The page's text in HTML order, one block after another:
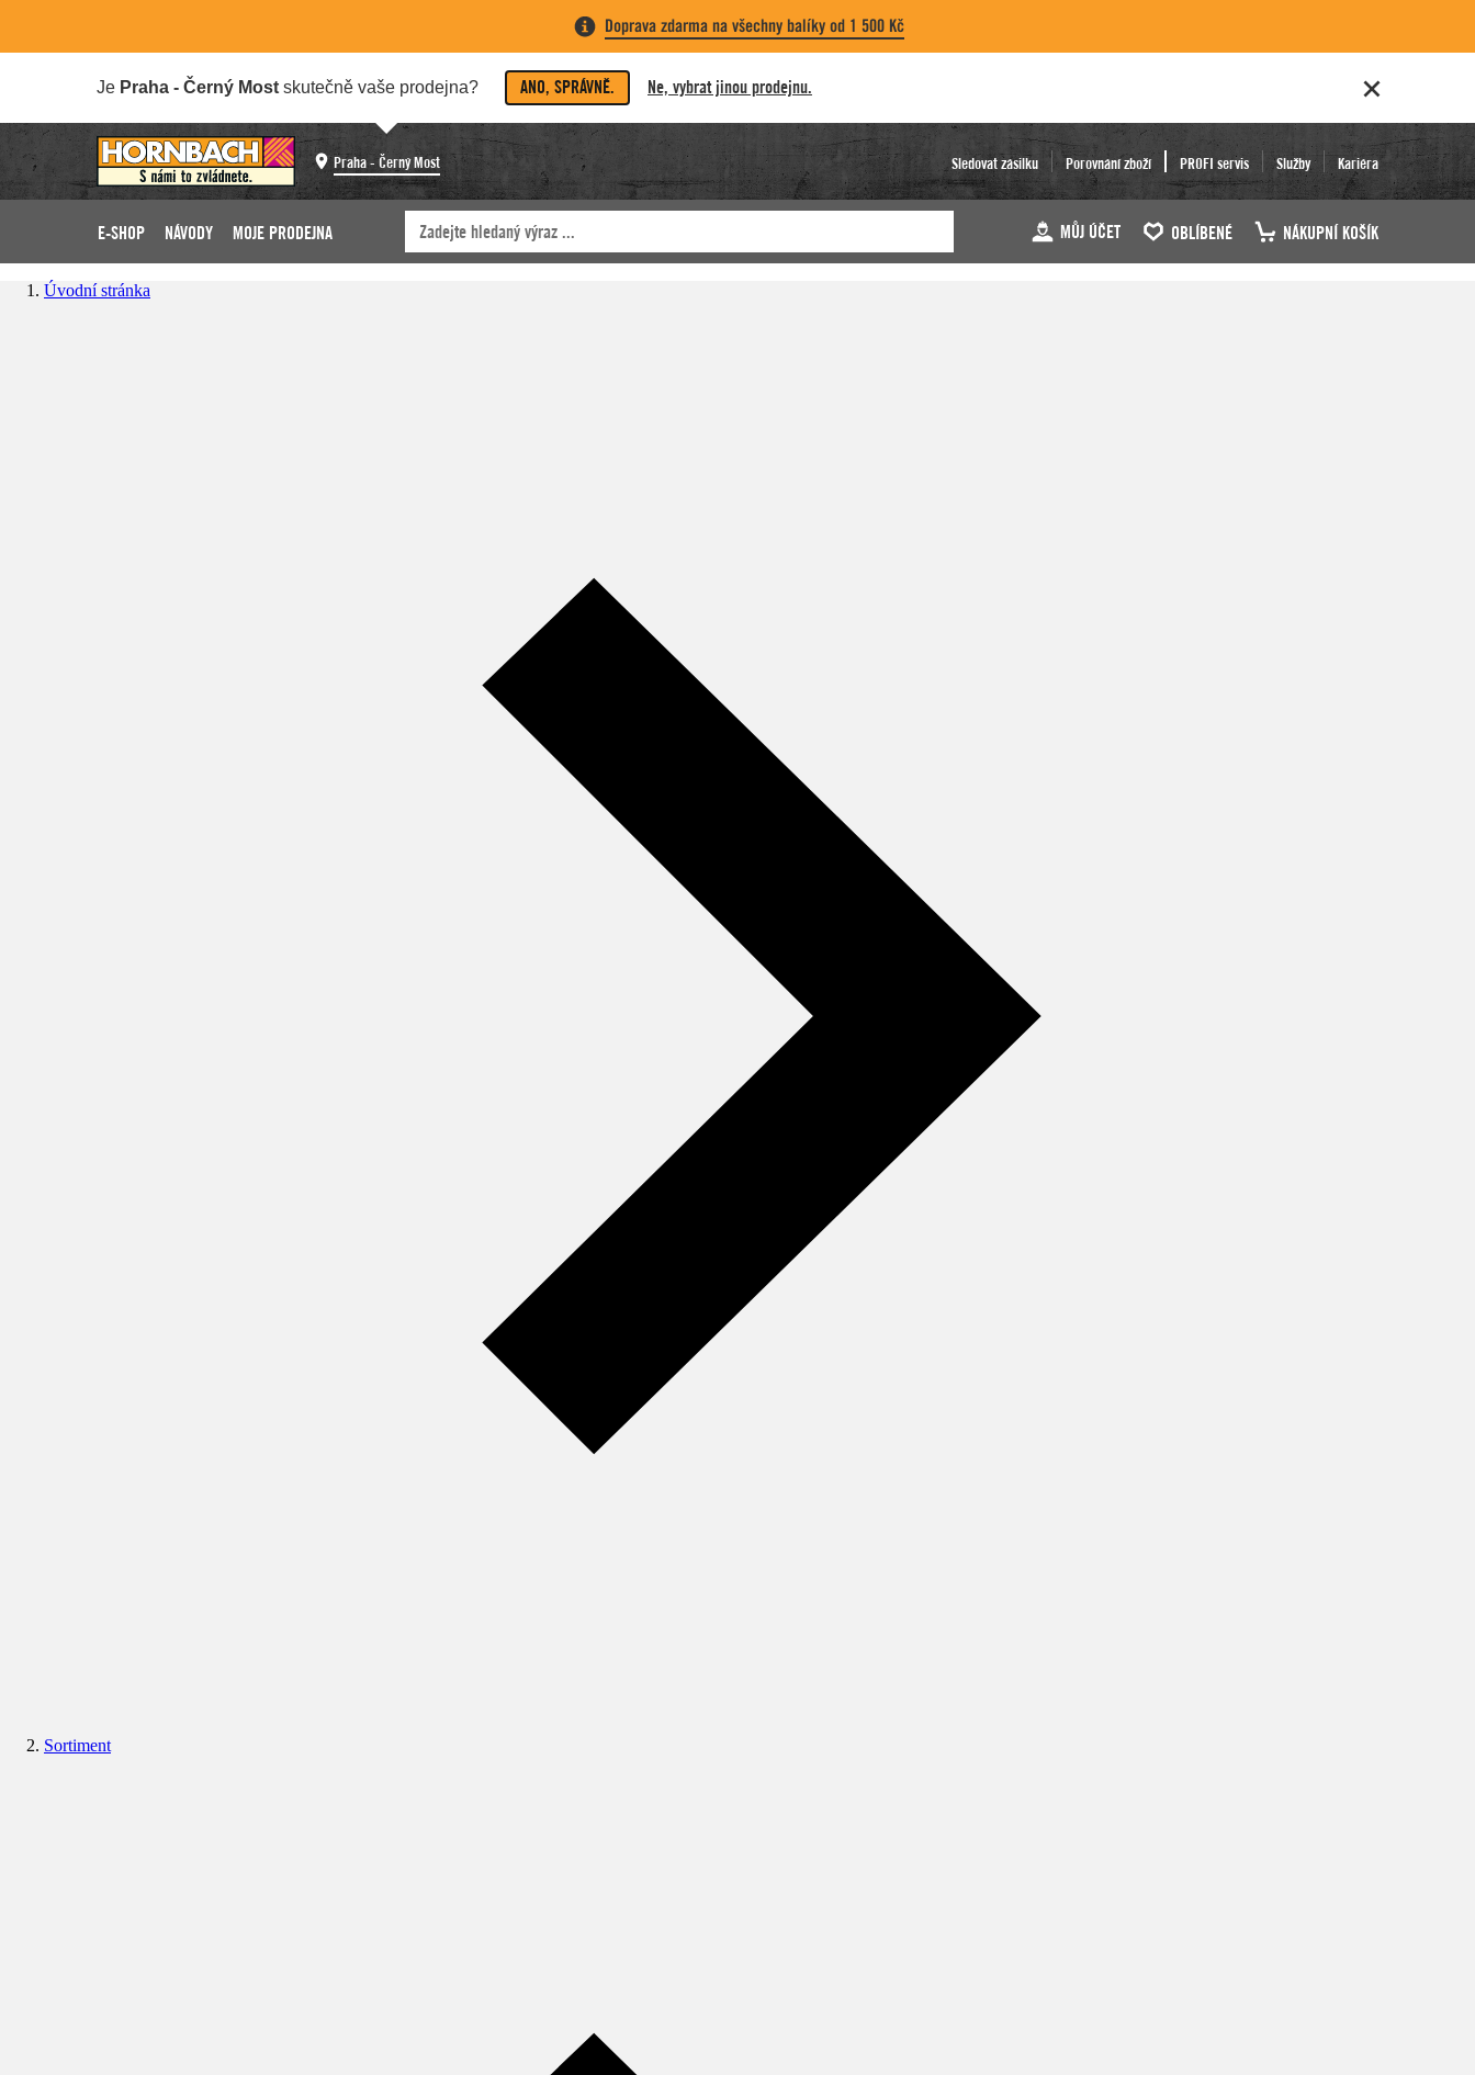
Doprava zdarma na všechny balíky od 1 500 Kč
Je Praha - Černý Most skutečně vaše prodejna? ANO, SPRÁVNĚ. Ne, vybrat jinou prodejnu.
Praha - Černý Most Sledovat zásilku Porovnání zboží PROFI servis Služby Kariéra
E-SHOP NÁVODY MOJE PRODEJNA MŮJ ÚČET OBLÍBENÉ NÁKUPNÍ KOŠÍK
Úvodní stránka
Sortiment